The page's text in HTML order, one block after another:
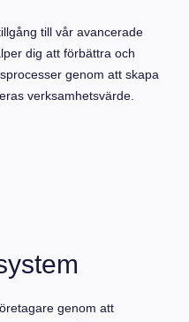
till vår avancerade
dig att förbättra och
genom att skapa
verksamhetsvärde.
genom att